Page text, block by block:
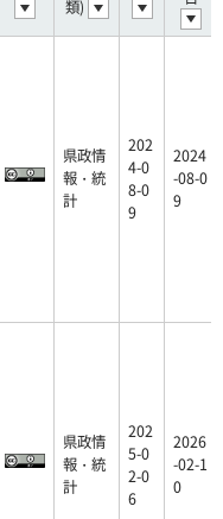
類)
県政情
報・統
計
202
4-0
8-0
9
2024
-08-0
9
県政情
報・統
計
202
5-0
2-0
6
2026
-02-1
0